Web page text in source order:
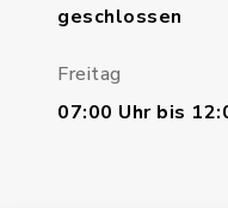
geschlossen
Freitag
07:00 Uhr bis